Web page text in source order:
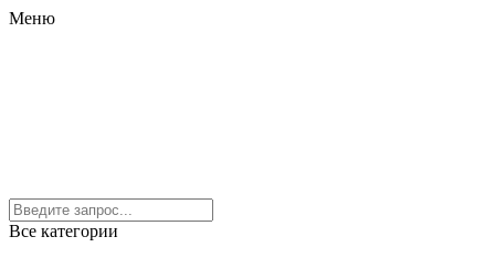
Меню
Все категории